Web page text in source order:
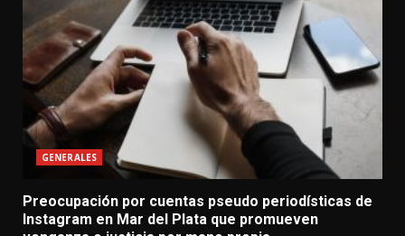
GENERALES
Preocupación por cuentas pseudo periodísticas de
Instagram en Mar del Plata que promueven